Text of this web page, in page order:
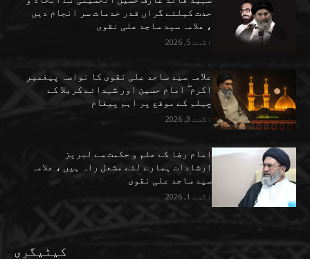
حدت کیلئے گراں قدر خدمات سر انجام دیں
، علامہ سید ساجد علی نقوی
اگست 5, 2026
علامہ سید ساجد علی نقوی کا نواسہ پیغمبر
اکرم ۖ امام حسین اور شہدائے کربلا کے
چہلم کے موقع پر اہم پیغام
اگست 3, 2026
امام رضا کے علم و حکمت سے لبریز
ارشادات ہمارے لئے مشعل راہ ہیں ، علامہ
سید ساجد علی نقوی
اگست 1, 2026
کیٹیگری